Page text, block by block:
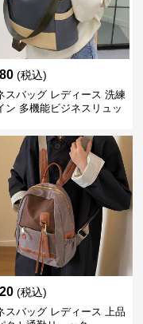
(税込)
スバッグ レディース 洗練
ン 多機能ビジネスリュッ
(税込)
スバッグ レディース 上品